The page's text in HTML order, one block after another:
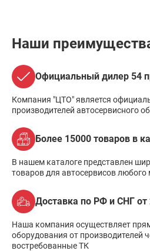
Наши
Официальный дилер 54
Компания "ЦТО" является
производителей автосервисного
Более 15000 товаров в
В нашем каталоге представлен
товаров для автосервисов
Доставка по РФ и СНГ от
Наша компания осуществляет
оборудования от производителей
востребованные ТК